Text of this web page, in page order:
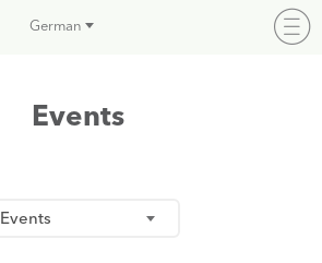
German
Events
Events